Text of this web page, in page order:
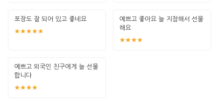
포장도 잘 되어 있고 좋네요
★★★★★
예쁘고 좋아요 늘 지참해서 선물
해요
★★★★
예쁘고 외국인 친구에게 늘 선물
합니다
★★★★